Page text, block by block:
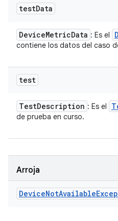
testData
DeviceMetricData : Es el
contiene los datos del caso
test
TestDescription : Es el
de prueba en curso.
Arroja
DeviceNotAvailable